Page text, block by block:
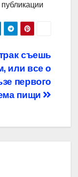
съешь
или все о
первого
пищи